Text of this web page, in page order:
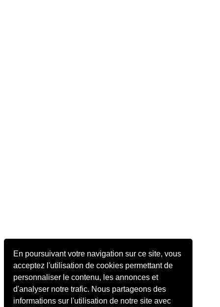
En poursuivant votre navigation sur ce site, vous
acceptez l'utilisation de cookies permettant de
personnaliser le contenu, les annonces et
d'analyser notre trafic. Nous partageons des
informations sur l'utilisation de notre site avec